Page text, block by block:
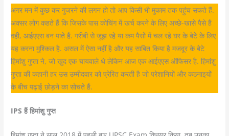
अगर मन में कुछ कर गुजरने की लगन हो तो आप किसी भी मुकाम तक पहुंच सकते हैं.
अक्सर लोग कहते हैं कि जिसके पास कोचिंग में खर्च करने के लिए अच्छे-खासे पैसे हैं
वही, आईएएस बन पाते हैं. गरीबी से जूझ रहे या कम पैसों में चल रहे घर के बेटे के लिए
यह करना मुश्किल है. असल में ऐसा नहीं है और यह साबित किया है मजदूर के बेटे
हिमांशु गुप्ता ने, जो खुद एक चायवाले थे लेकिन आज एक आईएएस ऑफिसर है. हिमांशु
गुप्ता की कहानी हर उस उम्मीदवार को प्रेरित करती है जो परेशानियों और कठनाइयों
के बीच पढ़ाई छोड़ने का सोचते हैं.
IPS हैं हिमांशु गुप्त